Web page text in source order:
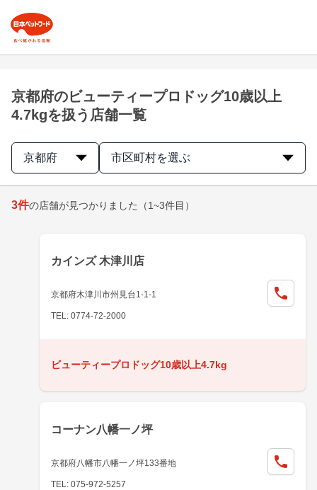
京都府のビューティープロドッグ10歳以上
4.7kgを扱う店舗一覧
京都府 市区町村を選ぶ
3件の店舗が見つかりました （1~3件目）
カインズ 木津川店
京都府木津川市州見台1-1-1
TEL: 0774-72-2000
ビューティープロドッグ10歳以上4.7kg
コーナン八幡一ノ坪
京都府八幡市八幡一ノ坪133番地
TEL: 075-972-5257